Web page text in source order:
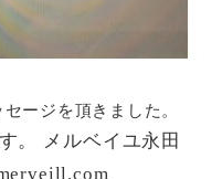
ージを頂きました。
。 メルベイユ永田